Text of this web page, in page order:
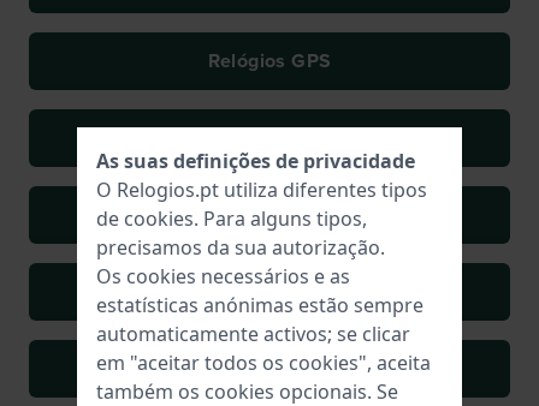
Relógios GPS
Relógios japoneses
Relógios de luxo
Relógios Militares
As suas definições de privacidade
O Relogios.pt utiliza diferentes tipos
de cookies. Para alguns tipos,
precisamos da sua autorização.
Os cookies necessários e as
estatísticas anónimas estão sempre
automaticamente activos; se clicar
em "aceitar todos os cookies", aceita
também os cookies opcionais. Se